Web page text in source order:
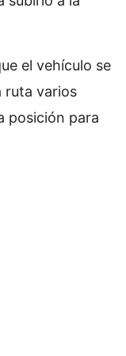
el vehículo se
ruta varios
posición para